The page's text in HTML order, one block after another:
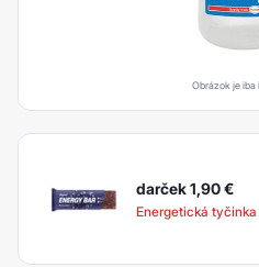
Obrázok je iba
darček 1,90€
Energetická